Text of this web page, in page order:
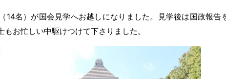
14名）が国会見学へお越しになりました。見学後は国政報告
お忙しい中駆けつけて下さりました。